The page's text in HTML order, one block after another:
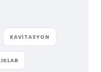
KAVITASYON